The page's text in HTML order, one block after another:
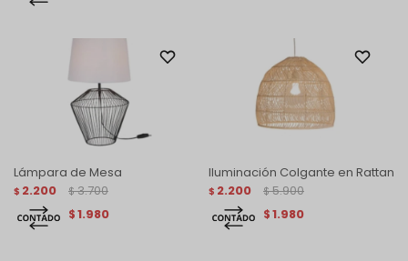
Lámpara de Mesa
$ 2.200 $ 3.700
$1.980
Iluminación Colgante en Rattan
$ 2.200 $ 5.900
$1.980